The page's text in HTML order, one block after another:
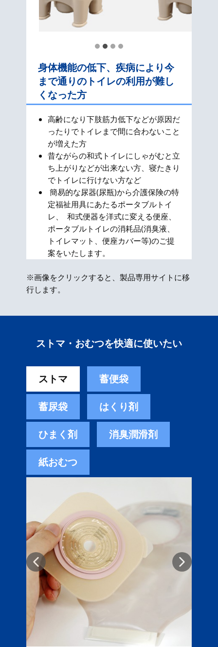
身体機能の低下、疾病により今
まで通りのトイレの利用が難し
くなった方
高齢になり下肢筋力低下などが原因だ
ったりでトイレまで間に合わないこと
が増えた方
昔ながらの和式​トイレにしゃがむと立
ち上がりなどが出来ない方、寝たきり
でトイレに行けない方など
簡易的な尿器(尿瓶)から介護保険の特
定福祉用具にあたるポータブルトイ
レ、 和式便器を洋式に変える便座、​
ポータブルトイレの消耗品(消臭液、
トイレマット、便座カバー等)のご提
案をいたします。
※画像をクリックすると、製品専用サイトに移
行します。
ストマ・おむつを快適に使いたい
ストマ 蓄便袋
蓄尿袋 はくり剤
ひまく剤 消臭潤滑剤
紙おむつ